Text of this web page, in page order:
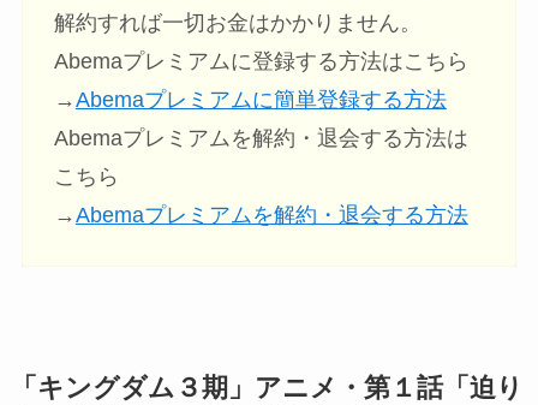
解約すれば一切お金はかかりません。
Abemaプレミアムに登録する方法はこちら
→Abemaプレミアムに簡単登録する方法
Abemaプレミアムを解約・退会する方法は
こちら
→Abemaプレミアムを解約・退会する方法
「キングダム３期」アニメ・第１話「迫り